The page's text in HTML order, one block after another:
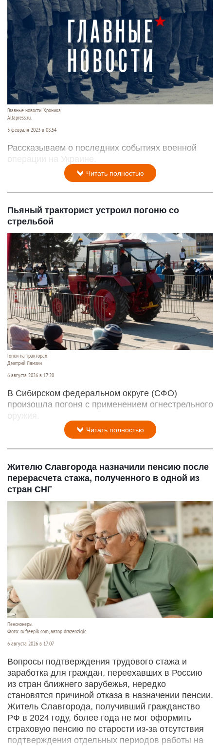
Главные новости. Хроника.
Altapress.ru.
3 февраля 2023 в 08:54
Рассказываем о последних событиях военной
операции на Украине.
Читать полностью
Пьяный тракторист устроил погоню со
стрельбой
Гонки на тракторах
Дмитрий Лямзин
6 августа 2026 в 17:20
В Сибирском федеральном округе (СФО)
произошла погоня с применением огнестрельного
оружия.
Читать полностью
Жителю Славгорода назначили пенсию после
перерасчета стажа, полученного в одной из
стран СНГ
Пенсионеры.
Фото: ru.freepik.com, автор drazenzigic.
6 августа 2026 в 17:07
Вопросы подтверждения трудового стажа и
заработка для граждан, переехавших в Россию
из стран ближнего зарубежья, нередко
становятся причиной отказа в назначении пенсии.
Житель Славгорода, получивший гражданство
РФ в 2024 году, более года не мог оформить
страховую пенсию по старости из-за отсутствия
подтверждения отдельных периодов работы на